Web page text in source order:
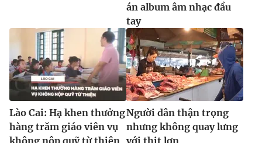
® Cấm sao chép dưới mọi hình thức nếu không có sự chấp
thuận bằng văn bản. Ghi rõ nguồn VTV.vn khi phát hành lại
thông tin từ website này.
án album âm nhạc đầu
tay
Lào Cai: Hạ khen thưởng
hàng trăm giáo viên vụ
không nộp quỹ từ thiện
Người dân thận trọng
nhưng không quay lưng
với thịt lợn